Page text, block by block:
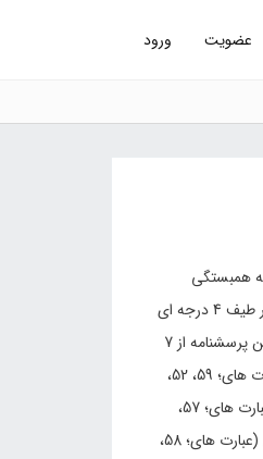
عضویت ورود
همبستگی
خانواده از پرسشنامه ای که توسط بی اپشتاین، بالدوین و بیشاپ (1983) ساخته شده و دارای 60 سؤال در طیف 4 درجه ای
لیکرت شامل؛ کاملاً موافقم (1)، موافقم (2)، مخالفم (3) و کاملاً مخالفم (4) می باشد، استفاده می شود. این پرسشنامه از 7
زیر مقیاس به شرح ذیل تشکیل شده است؛ حل مسأله (عبارت های؛ 60، 50، 38، 24، 12 و 2)، روابط (عبارت های؛ 59، 52،
43، 29، 18، 14 و 3)، نقش ها (عبارت های؛ 53، 45، 40، 34، 30، 23، 15، 10 و 4)، پاسخگویی اثربخش (عبارت های؛ 57،
49، 39، 35، 28، 19 و 9)، درگیری اثربخش (عبارت های؛ 54، 42، 37، 33، 25، 22، 13 و 5)، کنترل رفتاری (عبارت های؛ 58،